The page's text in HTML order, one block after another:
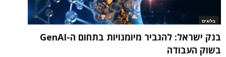
בלוגים
בנק ישראל: להגביר מיומנויות בתחום ה-GenAI
בשוק העבודה